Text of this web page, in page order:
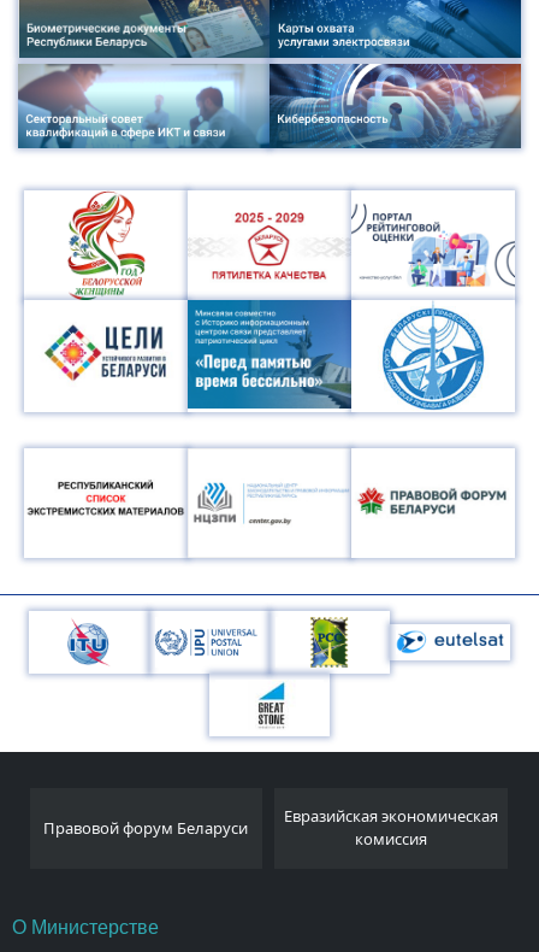
комиссия
статистический комитет
Республики Беларусь
О Министерстве